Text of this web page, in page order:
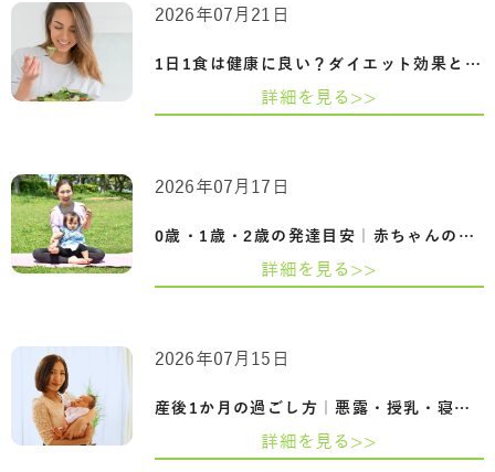
1日1食は健康に良い？ダイエット効果とメ…
2026年07月21日
詳細を見る>>
0歳・1歳・2歳の発達目安｜赤ちゃんの成長…
2026年07月17日
詳細を見る>>
産後1か月の過ごし方｜悪露・授乳・寝不足…
2026年07月15日
詳細を見る>>